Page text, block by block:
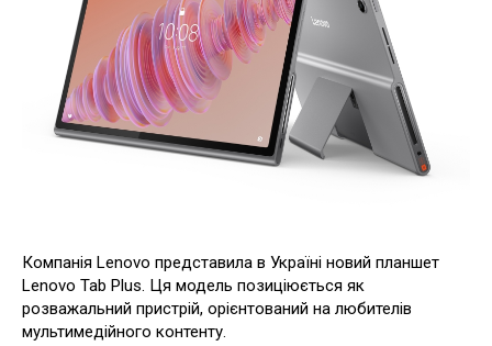
Компанія Lenovo представила в Україні новий планшет
Lenovo Tab Plus. Ця модель позиціюється як
розважальний пристрій, орієнтований на любителів
мультимедійного контенту.